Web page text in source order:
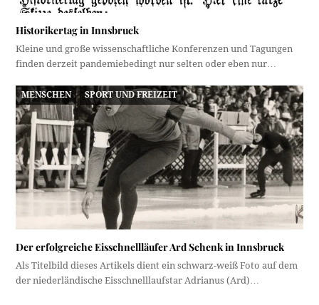
Historikertag in Innsbruck
Kleine und große wissenschaftliche Konferenzen und Tagungen
finden derzeit pandemiebedingt nur selten oder eben nur…
MENSCHEN SPORT UND FREIZEIT
Der erfolgreiche Eisschnellläufer Ard Schenk in Innsbruck
Als Titelbild dieses Artikels dient ein schwarz-weiß Foto auf dem
der niederländische Eisschnelllaufstar Adrianus (Ard)…